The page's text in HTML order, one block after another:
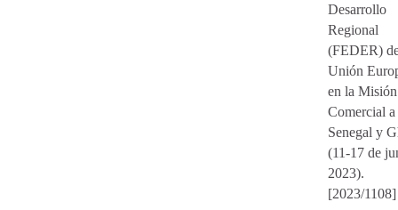
Desarrollo
Regional
(FEDER)
Unión
en la Misión
Comercial a
Senegal y
(11-17 de
2023).
[2023/1108]